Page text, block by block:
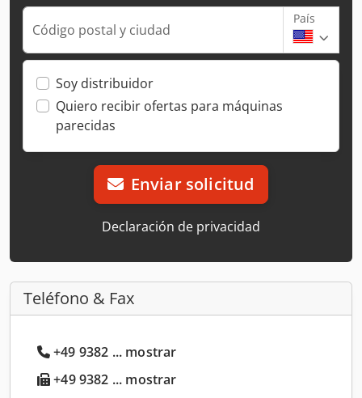
Código postal y ciudad
País
Soy distribuidor
Quiero recibir ofertas para máquinas
parecidas
Enviar solicitud
Declaración de privacidad
Teléfono & Fax
+49 9382 ... mostrar
+49 9382 ... mostrar